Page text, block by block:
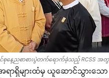
င်စုနေ့ညစာစားပွဲတက်ရောက်ခဲ့သည့် RCSS အတွင်
များထံမှ ယူဆောင်သွားသော